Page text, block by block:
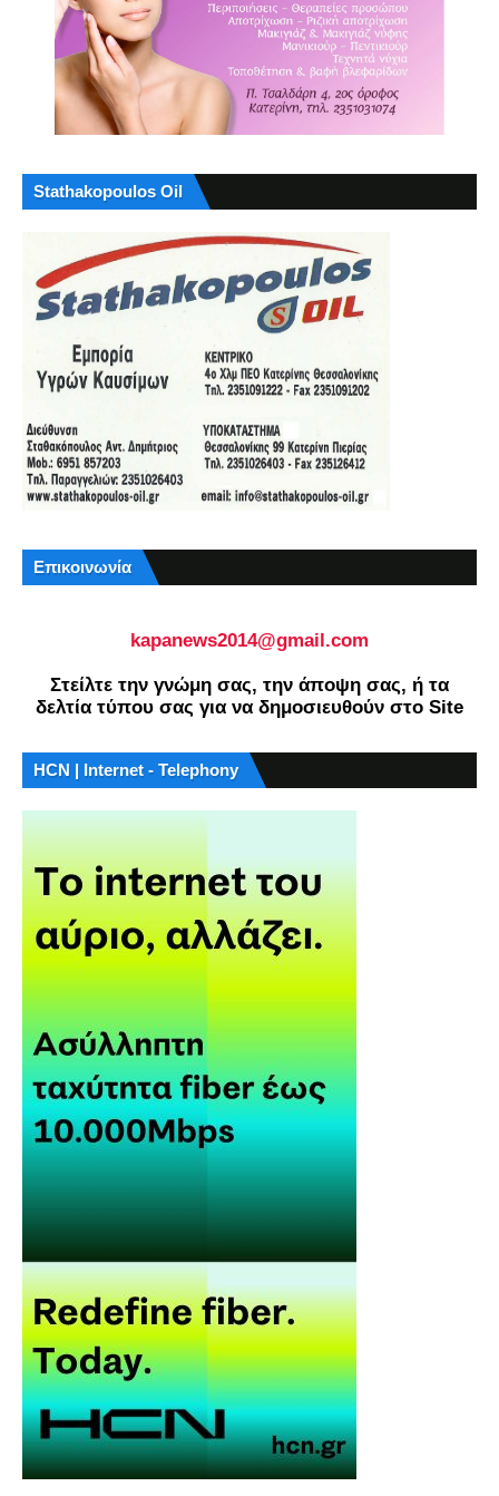
Stathakopoulos Oil
Επικοινωνία
kapanews2014@gmail.com
Στείλτε την γνώμη σας, την άποψη σας, ή τα
δελτία τύπου σας για να δημοσιευθούν στο Site
HCN | Internet - Telephony